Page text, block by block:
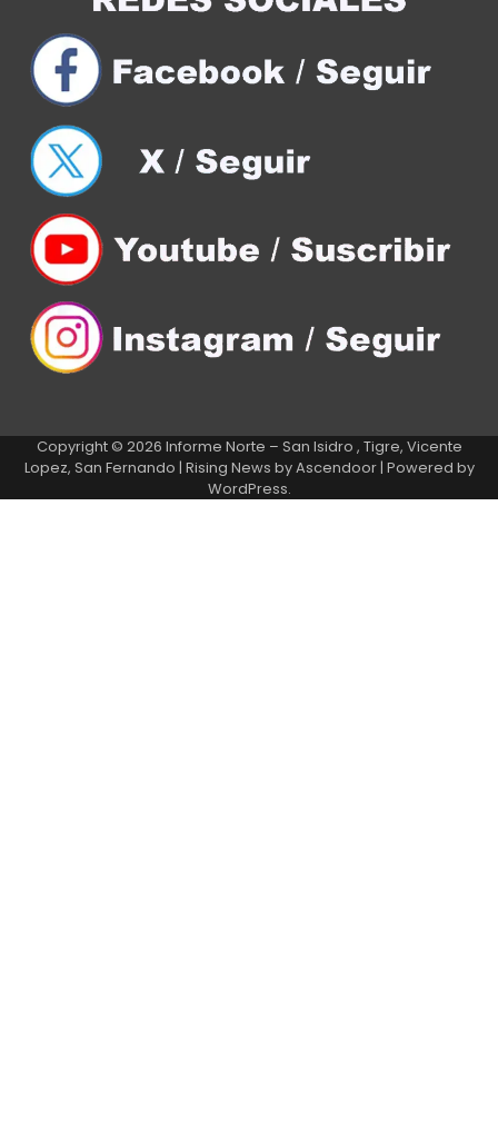
Copyright © 2026 Informe Norte – San Isidro , Tigre, Vicente
Lopez, San Fernando | Rising News byAscendoor| Powered by
WordPress.